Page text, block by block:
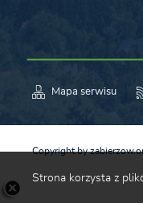
Mapa serwisu
Copyright by
Strona korzysta z